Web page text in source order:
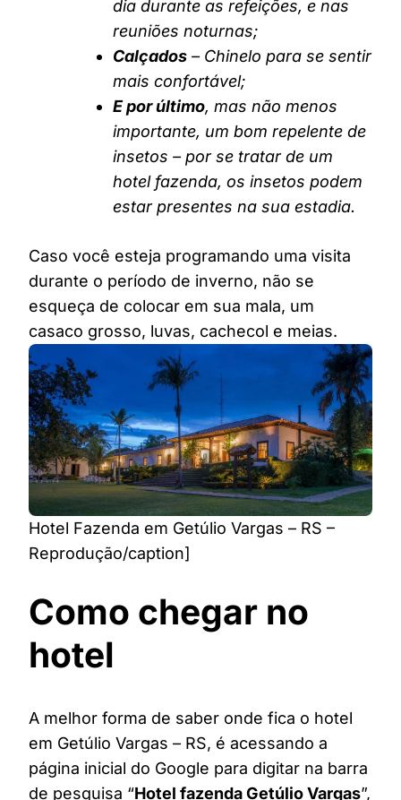
dia durante as refeições, e nas
reuniões noturnas;
Calçados – Chinelo para se sentir
mais confortável;
E por último, mas não menos
importante, um bom repelente de
insetos – por se tratar de um
hotel fazenda, os insetos podem
estar presentes na sua estadia.
Caso você esteja programando uma visita
durante o período de inverno, não se
esqueça de colocar em sua mala, um
casaco grosso, luvas, cachecol e meias.
Hotel Fazenda em Getúlio Vargas – RS –
Reprodução/caption]
Como chegar no
hotel
A melhor forma de saber onde fica o hotel
em Getúlio Vargas – RS, é acessando a
página inicial do Google para digitar na barra
de pesquisa “Hotel fazenda Getúlio Vargas”,